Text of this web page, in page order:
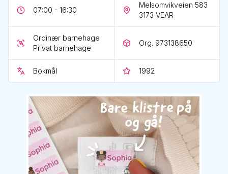
07:00 - 16:30
Melsomvikveien 583
3173 VEAR
Ordinær barnehage
Privat barnehage
Org. 973138650
Bokmål 1992